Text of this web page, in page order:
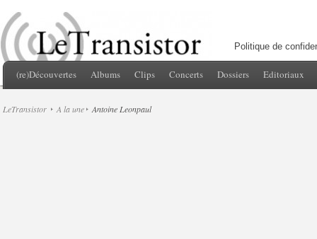
Politique de
(re)Découvertes Albums Clips Concerts Dossiers Editoriaux
LeTransistor A la une Antoine Leonpaul